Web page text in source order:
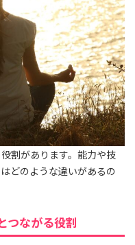
割があります。能力や技
どのような違いがあるの
つながる役割